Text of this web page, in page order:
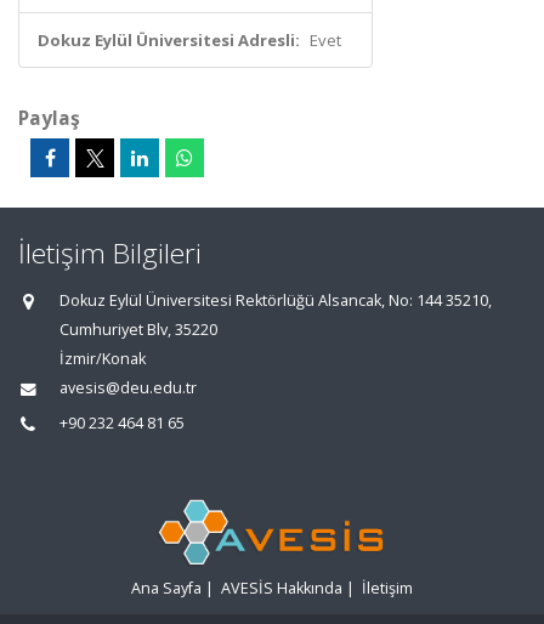
Dokuz Eylül Üniversitesi Adresli: Evet
Paylaş
İletişim Bilgileri
Dokuz Eylül Üniversitesi Rektörlüğü Alsancak, No: 144 35210,
Cumhuriyet Blv, 35220
İzmir/Konak
avesis@deu.edu.tr
+90 232 464 81 65
Ana Sayfa | AVESİS Hakkında | İletişim